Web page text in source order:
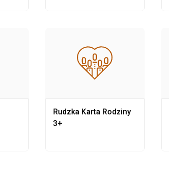
Rudzka Karta Rodziny
3+